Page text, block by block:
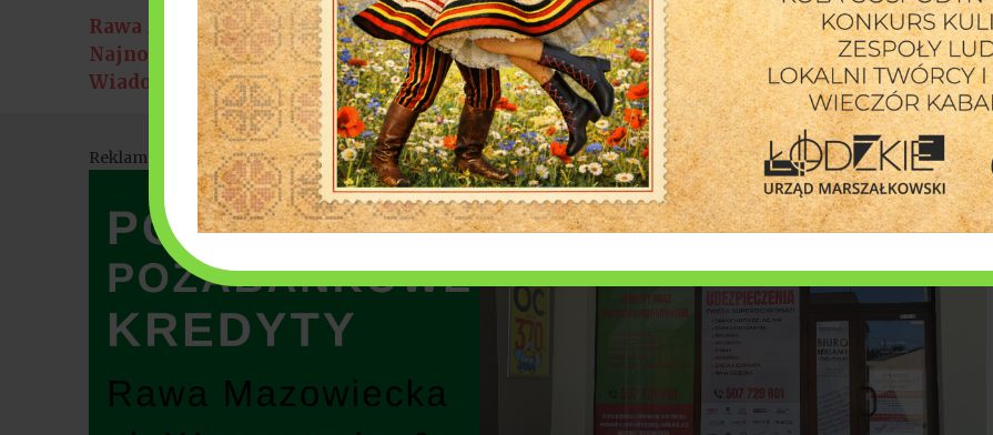
Rawa Mazowiecka
Najnowsze
Wiadomości:
miejskim [8 sierpnia] 6 sierpnia 2026
Bałkańskie rytmy i nauka tańca na starówce w Rawie Mazowieckiej
6 sierpnia 2026
Reklama